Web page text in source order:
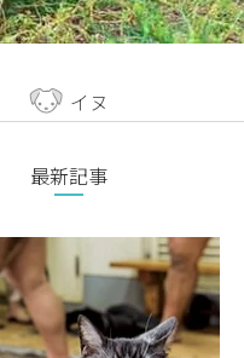
イヌ
最新記事